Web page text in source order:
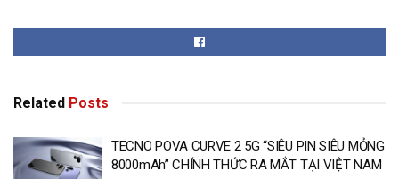
Related Posts
TECNO POVA CURVE 2 5G “SIÊU PIN SIÊU MỎNG
8000mAh” CHÍNH THỨC RA MẮT TẠI VIỆT NAM